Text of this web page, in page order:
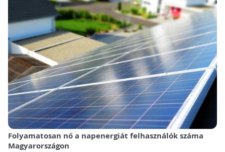
Folyamatosan nő a napenergiát felhasználók száma
Magyarországon